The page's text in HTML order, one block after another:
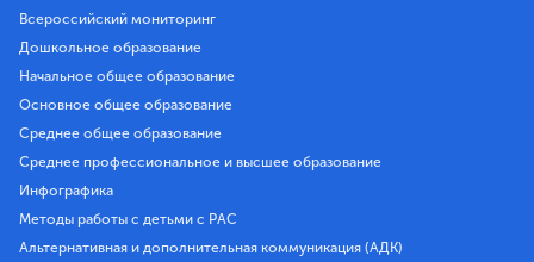
Всероссийский мониторинг
Дошкольное образование
Начальное общее образование
Основное общее образование
Среднее общее образование
Среднее профессиональное и высшее образование
Инфографика
Методы работы с детьми с РАС
Альтернативная и дополнительная коммуникация (АДК)